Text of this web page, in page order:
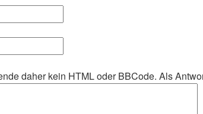
daher kein HTML oder BBCode. Als